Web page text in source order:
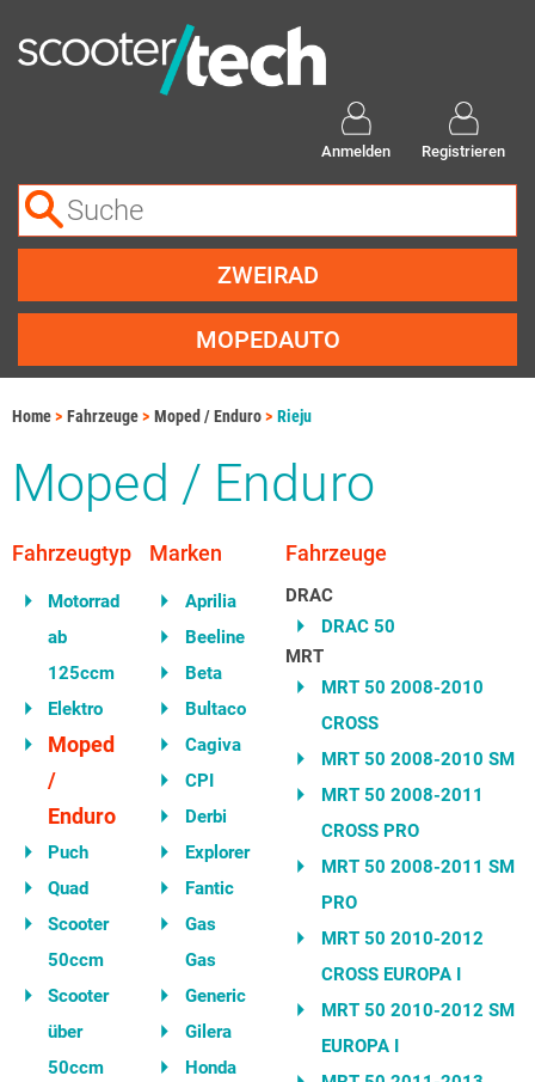
Anmelden Registrieren
ZWEIRAD
MOPEDAUTO
Home Fahrzeuge Moped / Enduro Rieju
Moped / Enduro
Fahrzeugtyp
Motorrad
ab
125ccm
Elektro
Moped
/
Enduro
Puch
Quad
Scooter
50ccm
Scooter
über
50ccm
Marken
Aprilia
Beeline
Beta
Bultaco
Cagiva
CPI
Derbi
Explorer
Fantic
Gas
Gas
Generic
Gilera
Honda
Fahrzeuge
DRAC
DRAC 50
MRT
MRT 50 2008-2010
CROSS
MRT 50 2008-2010 SM
MRT 50 2008-2011
CROSS PRO
MRT 50 2008-2011 SM
PRO
MRT 50 2010-2012
CROSS EUROPA I
MRT 50 2010-2012 SM
EUROPA I